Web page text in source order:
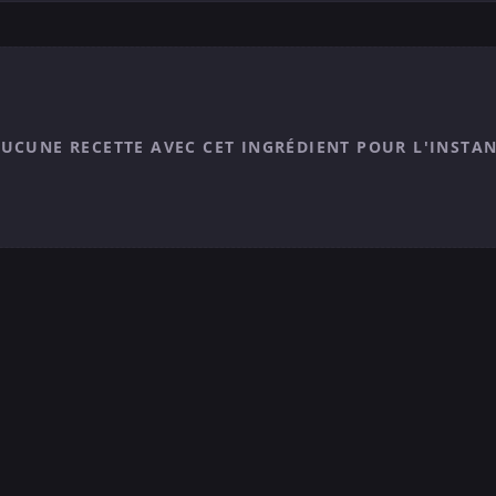
RECETTE AVEC CET INGRÉDIENT POUR